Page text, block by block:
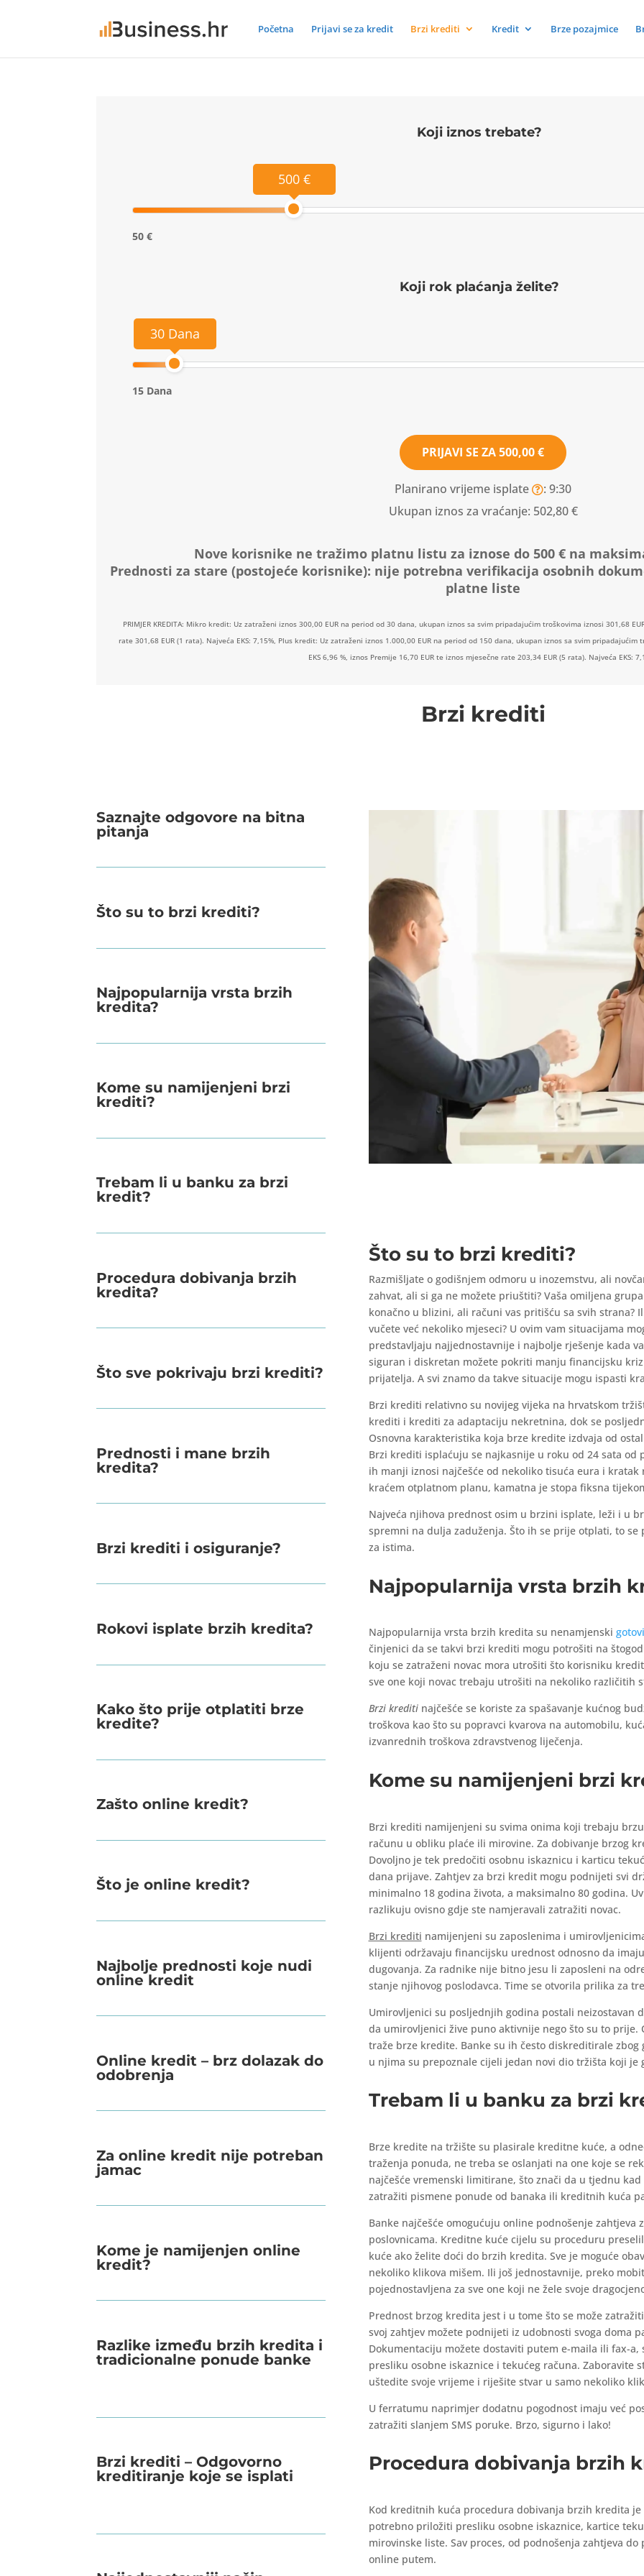
Početna Prijavi se za kredit Brzi krediti Kredit Brze pozajmice
Koji iznos trebate?
500 €
50 €
Koji rok plaćanja želite?
30 Dana
15 Dana
PRIJAVI SE ZA500,00 €
Planirano vrijeme isplate
: 9:30
Ukupan iznos za vraćanje: 502,80 €
Nove korisnike ne tražimo platnu listu za iznose do 500 € na
Prednosti za stare (postojeće korisnike): nije potrebna verifikacija osobnih
platne liste
PRIMJER KREDITA: Mikro kredit: Uz zatraženi iznos 300,00 EUR na period od 30 dana, ukupan iznos sa svim pripadajućim troškovima iznosi 301,68
rate 301,68 EUR (1 rata). Najveća EKS: 7,15%, Plus kredit: Uz zatraženi iznos 1.000,00 EUR na period od 150 dana, ukupan iznos sa svim
EKS 6,96 %, iznos Premije 16,70 EUR te iznos mjesečne rate 203,34 EUR (5 rata). Najveća EKS:
Brzi krediti
Saznajte odgovore na bitna
pitanja
Što su to brzi krediti?
Najpopularnija vrsta brzih
kredita?
Kome su namijenjeni brzi
krediti?
Trebam li u banku za brzi
kredit?
Procedura dobivanja brzih
kredita?
Što sve pokrivaju brzi krediti?
Prednosti i mane brzih
kredita?
Brzi krediti i osiguranje?
Rokovi isplate brzih kredita?
Kako što prije otplatiti brze
kredite?
Zašto online kredit?
Što je online kredit?
Najbolje prednosti koje nudi
online kredit
Online kredit – brz dolazak do
odobrenja
Za online kredit nije potreban
jamac
Kome je namijenjen online
kredit?
Razlike između brzih kredita i
tradicionalne ponude banke
Brzi krediti – Odgovorno
kreditiranje koje se isplati
Što su to brzi krediti?
Razmišljate o godišnjem odmoru u inozemstvu, ali
zahvat, ali si ga ne možete priuštiti? Vaša omiljena
konačno u blizini, ali računi vas pritišću sa svih strana?
vučete već nekoliko mjeseci? U ovim vam situacijama
predstavljaju najjednostavnije i najbolje rješenje kada
siguran i diskretan možete pokriti manju financijsku
prijatelja. A svi znamo da takve situacije mogu ispasti
Brzi krediti relativno su novijeg vijeka na hrvatskom
krediti i krediti za adaptaciju nekretnina, dok se
Osnovna karakteristika koja brze kredite izdvaja od
Brzi krediti isplaćuju se najkasnije u roku od 24 sata od
ih manji iznosi najčešće od nekoliko tisuća eura i
kraćem otplatnom planu, kamatna je stopa fiksna
Najveća njihova prednost osim u brzini isplate, leži i u
spremni na dulja zaduženja. Što ih se prije otplati, to
za istima.
Najpopularnija vrsta brzih
Najpopularnija vrsta brzih kredita su nenamjenski
činjenici da se takvi brzi krediti mogu potrošiti na
koju se zatraženi novac mora utrošiti što korisniku
sve one koji novac trebaju utrošiti na nekoliko različitih
Brzi kreditinajčešće se koriste za spašavanje kućnog
troškova kao što su popravci kvarova na automobilu,
izvanrednih troškova zdravstvenog liječenja.
Kome su namijenjeni brzi
Brzi krediti namijenjeni su svima onima koji trebaju
računu u obliku plaće ili mirovine. Za dobivanje brzog
Dovoljno je tek predočiti osobnu iskaznicu i karticu
dana prijave. Zahtjev za brzi kredit mogu podnijeti svi
minimalno 18 godina života, a maksimalno 80 godina.
razlikuju ovisno gdje ste namjeravali zatražiti novac.
Brzi krediti namijenjeni su zaposlenima i
klijenti održavaju financijsku urednost odnosno da
dugovanja. Za radnike nije bitno jesu li zaposleni na
stanje njihovog poslodavca. Time se otvorila prilika za
Umirovljenici su posljednjih godina postali neizostavan
da umirovljenici žive puno aktivnije nego što su to
traže brze kredite. Banke su ih često diskreditirale
u njima su prepoznale cijeli jedan novi dio tržišta koji je
Trebam li u banku za brzi
Brze kredite na tržište su plasirale kreditne kuće, a
traženja ponuda, ne treba se oslanjati na one koje se
najčešće vremenski limitirane, što znači da u tjednu
zatražiti pismene ponude od banaka ili kreditnih kuća
Banke najčešće omogućuju online podnošenje
poslovnicama. Kreditne kuće cijelu su proceduru
kuće ako želite doći do brzih kredita. Sve je moguće
nekoliko klikova mišem. Ili još jednostavnije, preko
pojednostavljena za sve one koji ne žele svoje
Prednost brzog kredita jest i u tome što se može
svoj zahtjev možete podnijeti iz udobnosti svoga doma
Dokumentaciju možete dostaviti putem e-maila ili fax-
presliku osobne iskaznice i tekućeg računa. Zaboravite
uštedite svoje vrijeme i riješite stvar u samo nekoliko
U ferratumu naprimjer dodatnu pogodnost imaju već
zatražiti slanjem SMS poruke. Brzo, sigurno i lako!
Procedura dobivanja brzih
Kod kreditnih kuća procedura dobivanja brzih kredita
potrebno priložiti presliku osobne iskaznice, kartice
mirovinske liste. Sav proces, od podnošenja zahtjeva
online putem.